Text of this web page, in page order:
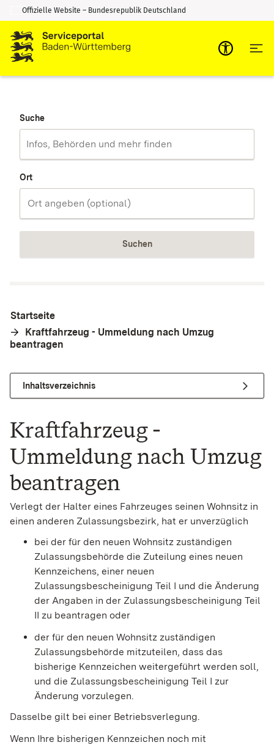
Zum Inhalt springen
Zur Suche springen
Offizielle Website – Bundesrepublik Deutschland
Suche
Ort
Suchen
Startseite
Kraftfahrzeug - Ummeldung nach Umzug
beantragen
Inhaltsverzeichnis
Kraftfahrzeug -
Ummeldung nach Umzug
beantragen
Verlegt der Halter eines Fahrzeuges seinen Wohnsitz in
einen anderen Zulassungsbezirk, hat er unverzüglich
bei der für den neuen Wohnsitz zuständigen
Zulassungsbehörde die Zuteilung eines neuen
Kennzeichens, einer neuen
Zulassungsbescheinigung Teil I und die Änderung
der Angaben in der Zulassungsbescheinigung Teil
II zu beantragen oder
der für den neuen Wohnsitz zuständigen
Zulassungsbehörde mitzuteilen, dass das
bisherige Kennzeichen weitergeführt werden soll,
und die Zulassungsbescheinigung Teil I zur
Änderung vorzulegen.
Dasselbe gilt bei einer Betriebsverlegung.
Wenn Ihre bisherigen Kennzeichen noch mit